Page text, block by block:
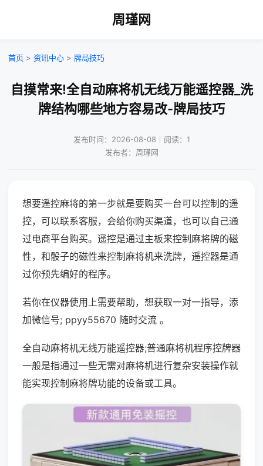
周瑾网
首页 > 资讯中心 > 牌局技巧
自摸常来!全自动麻将机无线万能遥控器_洗
牌结构哪些地方容易改-牌局技巧
发布时间：2026-08-08｜阅读：1
发布者：周瑾网
想要遥控麻将的第一步就是要购买一台可以控制的遥
控，可以联系客服，会给你购买渠道，也可以自己通
过电商平台购买。遥控是通过主板来控制麻将牌的磁
性，和骰子的磁性来控制麻将机来洗牌，遥控器是通
过你预先编好的程序。
若你在仪器使用上需要帮助，想获取一对一指导，添
加微信号; ppyy55670 随时交流 。
全自动麻将机无线万能遥控器;普通麻将机程序控牌器
一般是指通过一些无需对麻将机进行复杂安装操作就
能实现控制麻将牌功能的设备或工具。